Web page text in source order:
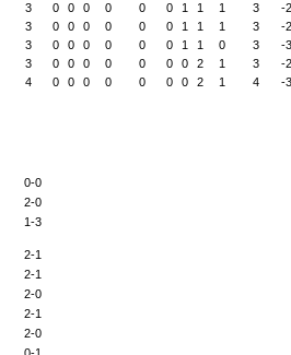
3 0 0 0 0 0 0 1 1 1 3 -2
3 0 0 0 0 0 0 1 1 1 3 -2
3 0 0 0 0 0 0 1 1 0 3 -3
3 0 0 0 0 0 0 0 2 1 3 -2
4 0 0 0 0 0 0 0 2 1 4 -3
0-0
2-0
1-3
2-1
2-1
2-0
2-1
2-0